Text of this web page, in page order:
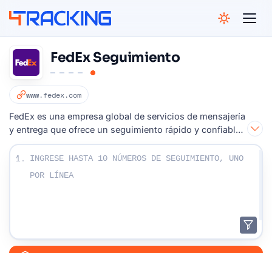
FedEx Seguimiento
www.fedex.com
FedEx es una empresa global de servicios de mensajería
y entrega que ofrece un seguimiento rápido y confiable
de los envíos.
Ingrese sus números de seguimiento:
1.